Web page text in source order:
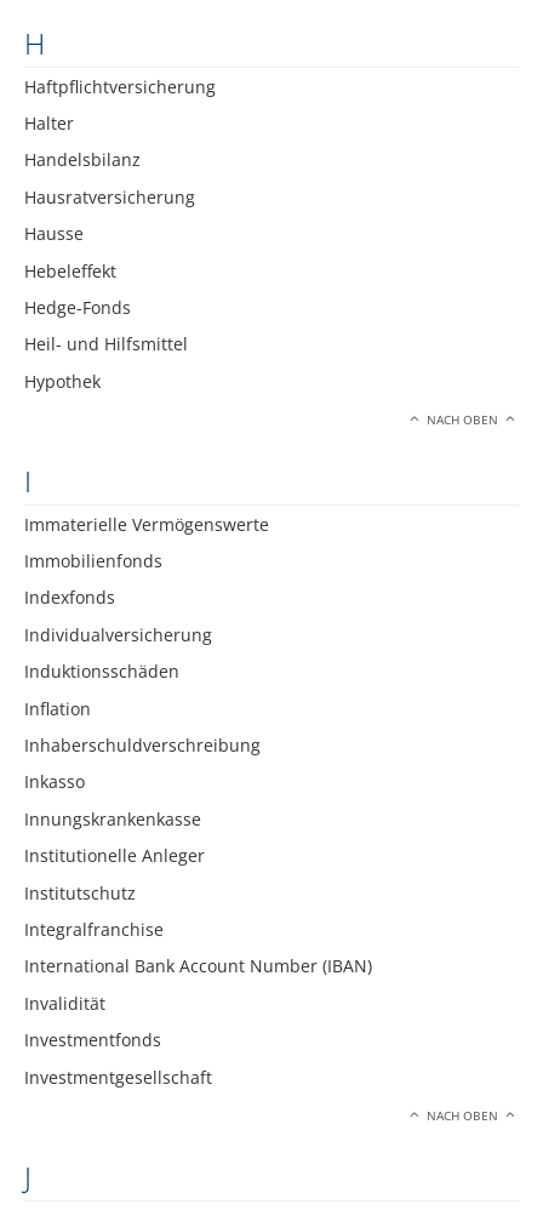
H
Haftpflichtversicherung
Halter
Handelsbilanz
Hausratversicherung
Hausse
Hebeleffekt
Hedge-Fonds
Heil- und Hilfsmittel
Hypothek
NACH OBEN
I
Immaterielle Vermögenswerte
Immobilienfonds
Indexfonds
Individualversicherung
Induktionsschäden
Inflation
Inhaberschuldverschreibung
Inkasso
Innungskrankenkasse
Institutionelle Anleger
Institutschutz
Integralfranchise
International Bank Account Number (IBAN)
Invalidität
Investmentfonds
Investmentgesellschaft
NACH OBEN
J